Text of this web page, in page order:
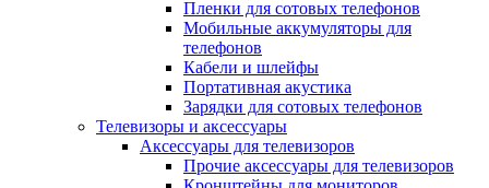
Пленки для сотовых телефонов
Мобильные аккумуляторы для
телефонов
Кабели и шлейфы
Портативная акустика
Зарядки для сотовых телефонов
Телевизоры и аксессуары
Аксессуары для телевизоров
Прочие аксессуары для телевизоров